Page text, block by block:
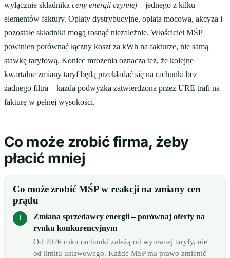
wyłącznie składnika ceny energii czynnej – jednego z kilku
elementów faktury. Opłaty dystrybucyjne, opłata mocowa, akcyza i
pozostałe składniki mogą rosnąć niezależnie. Właściciel MŚP
powinien porównać łączny koszt za kWh na fakturze, nie samą
stawkę taryfową. Koniec mrożenia oznacza też, że kolejne
kwartalne zmiany taryf będą przekładać się na rachunki bez
żadnego filtra – każda podwyżka zatwierdzona przez URE trafi na
fakturę w pełnej wysokości.
Co może zrobić firma, żeby
płacić mniej
Co może zrobić MŚP w reakcji na zmiany cen
prądu
Zmiana sprzedawcy energii – porównaj oferty na
rynku konkurencyjnym
Od 2026 roku rachunki zależą od wybranej taryfy, nie
od limitu ustawowego. Każde MŚP ma prawo zmienić